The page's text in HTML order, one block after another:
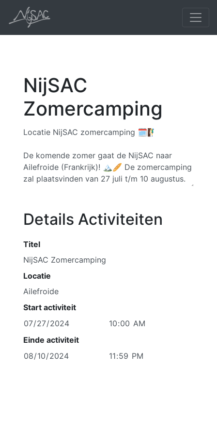
NijSAC
Zomercamping
Details Activiteiten
Titel
Locatie
Start activiteit
Einde activiteit